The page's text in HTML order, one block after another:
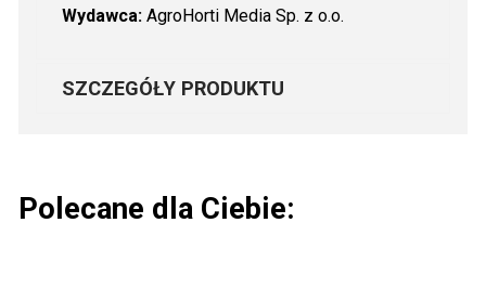
Wydawca:AgroHorti Media Sp. z o.o.
SZCZEGÓŁY PRODUKTU
Polecane dla Ciebie: